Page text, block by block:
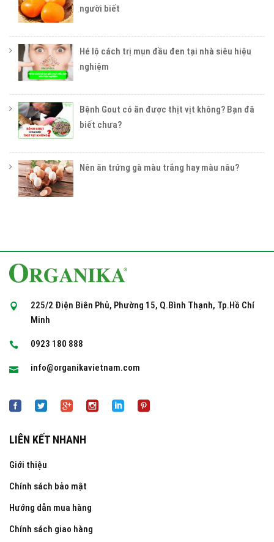
người biết
Hé lộ cách trị mụn đầu đen tại nhà siêu hiệu
nghiệm
Bệnh Gout có ăn được thịt vịt không? Bạn đã
biết chưa?
Nên ăn trứng gà màu trắng hay màu nâu?
225/2 Điện Biên Phủ, Phường 15, Q.Bình Thạnh, Tp.Hồ Chí
Minh
0923 180 888
info@organikavietnam.com
LIÊN KẾT NHANH
Giới thiệu
Chính sách bảo mật
Hướng dẫn mua hàng
Chính sách giao hàng